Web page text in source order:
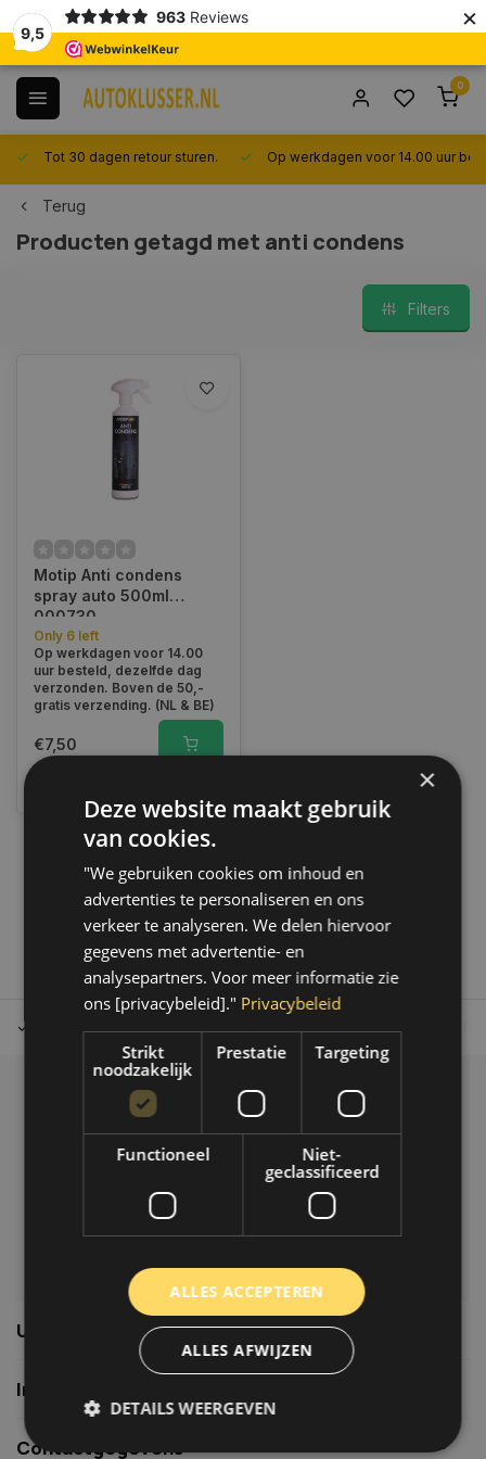
9,5
963 Reviews ×
0
Tot 30 dagen retour sturen. Op werkdagen voor 14.00 uur
Terug
Producten getagd met anti condens
Filters
Motip Anti condens
spray auto 500ml
000730
Only 6 left
Op werkdagen voor 14.00
uur besteld, dezelfde dag
verzonden. Boven de 50,-
gratis verzending. (NL & BE)
€7,50
1
Tot 30 dagen retour sturen. Op werkdagen voor 14.00 uur
Klantenservice
Veelgestelde vragen
06-39119169
info@autoklusser.nl
Usefull links
Informatie
Contactgegevens
×
Deze website maakt gebruik
van cookies.
"We gebruiken cookies om inhoud en
advertenties te personaliseren en ons
verkeer te analyseren. We delen hiervoor
gegevens met advertentie- en
analysepartners. Voor meer informatie zie
ons [privacybeleid]." Privacybeleid
Strikt
noodzakelijk
Prestatie Targeting
Functioneel
Niet-
geclassificeerd
ALLES ACCEPTEREN
ALLES AFWIJZEN
DETAILS WEERGEVEN